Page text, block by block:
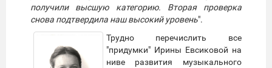
получили высшую категорию. Вторая проверка
снова подтвердила наш высокий уровень".
Трудно перечислить все
"придумки" Ирины Евсиковой на
ниве развития музыкального